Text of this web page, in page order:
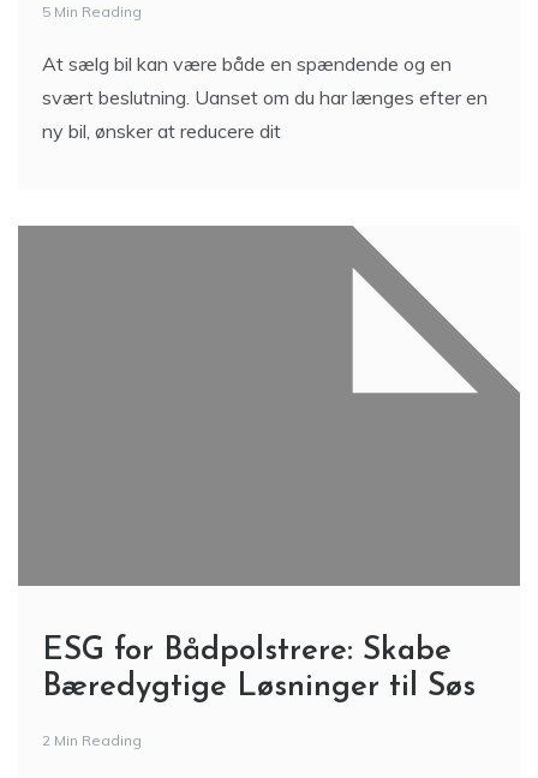
5 Min Reading
At sælg bil kan være både en spændende og en
svært beslutning. Uanset om du har længes efter en
ny bil, ønsker at reducere dit
ESG for Bådpolstrere: Skabe
Bæredygtige Løsninger til Søs
2 Min Reading